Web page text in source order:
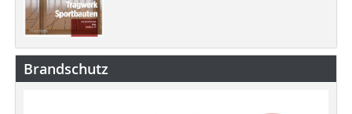
Brandschutz